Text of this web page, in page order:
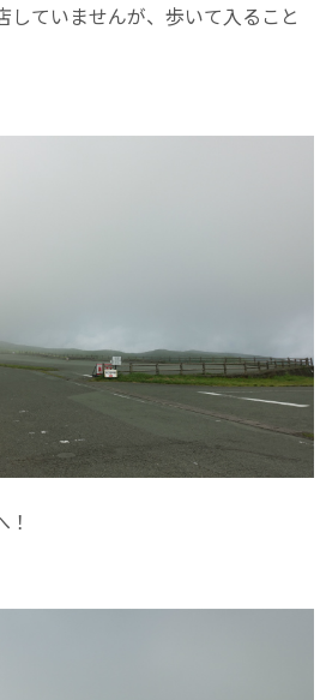
していませんが、歩いて入ること